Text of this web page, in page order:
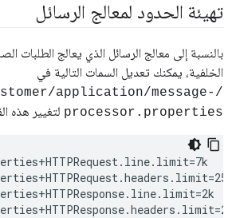
تهيئة الحدود لمعالج الرسائل
بالنسبة إلى معالج الرسائل الذي يعالج الطلبات
الخلفية، يمكنك تعديل السمات التالية في
application/message-
processor.properties لتغيير هذه